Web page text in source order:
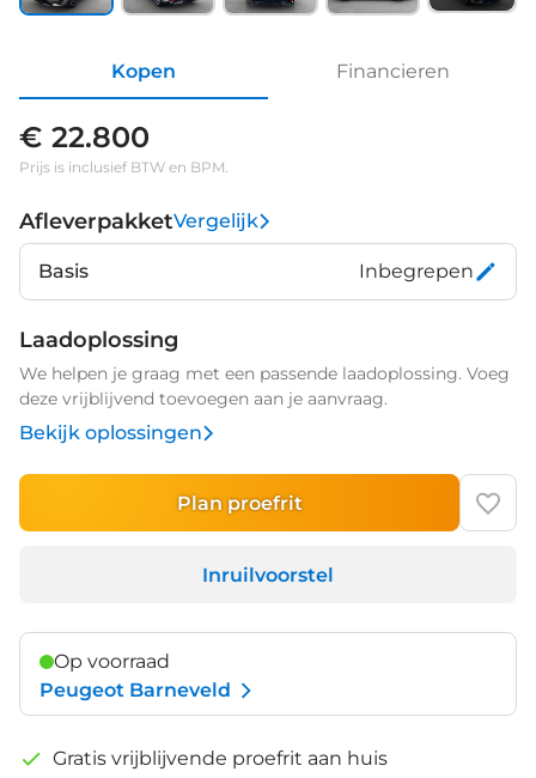
Kopen Financieren
€ 22.800
Prijs is inclusief BTW en BPM.
AfleverpakketVergelijk
Basis Inbegrepen
Laadoplossing
We helpen je graag met een passende laadoplossing. Voeg
deze vrijblijvend toevoegen aan je aanvraag.
Bekijk oplossingen
Plan proefrit
Inruilvoorstel
Op voorraad
Peugeot Barneveld
Gratis vrijblijvende proefrit aan huis